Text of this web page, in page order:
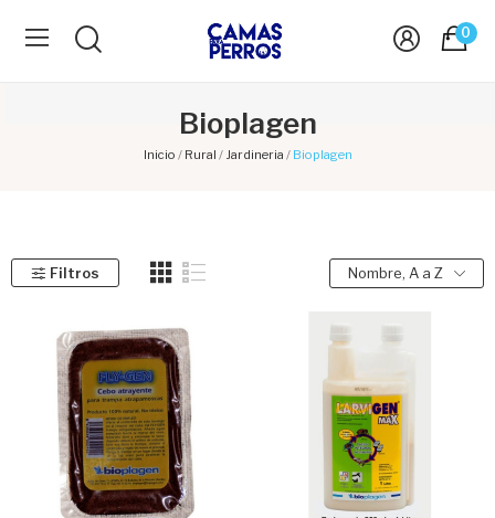
0
Bioplagen
Inicio Rural Jardineria Bioplagen
Filtros Nombre, A a Z